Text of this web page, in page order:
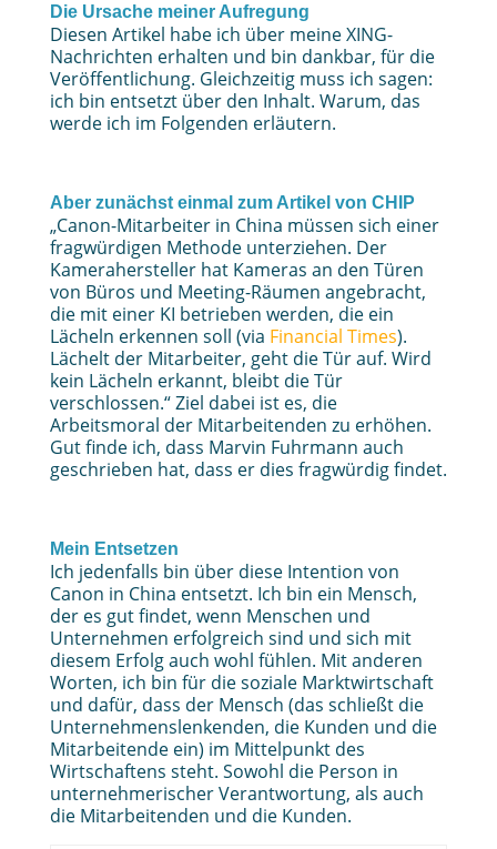
Die Ursache meiner Aufregung
Diesen Artikel habe ich über meine XING-
Nachrichten erhalten und bin dankbar, für die
Veröffentlichung. Gleichzeitig muss ich sagen:
ich bin entsetzt über den Inhalt. Warum, das
werde ich im Folgenden erläutern.
Aber zunächst einmal zum Artikel von CHIP
„Canon-Mitarbeiter in China müssen sich einer
fragwürdigen Methode unterziehen. Der
Kamerahersteller hat Kameras an den Türen
von Büros und Meeting-Räumen angebracht,
die mit einer KI betrieben werden, die ein
Lächeln erkennen soll (via Financial Times).
Lächelt der Mitarbeiter, geht die Tür auf. Wird
kein Lächeln erkannt, bleibt die Tür
verschlossen.“ Ziel dabei ist es, die
Arbeitsmoral der Mitarbeitenden zu erhöhen.
Gut finde ich, dass Marvin Fuhrmann auch
geschrieben hat, dass er dies fragwürdig findet.
Mein Entsetzen
Ich jedenfalls bin über diese Intention von
Canon in China entsetzt. Ich bin ein Mensch,
der es gut findet, wenn Menschen und
Unternehmen erfolgreich sind und sich mit
diesem Erfolg auch wohl fühlen. Mit anderen
Worten, ich bin für die soziale Marktwirtschaft
und dafür, dass der Mensch (das schließt die
Unternehmenslenkenden, die Kunden und die
Mitarbeitende ein) im Mittelpunkt des
Wirtschaftens steht. Sowohl die Person in
unternehmerischer Verantwortung, als auch
die Mitarbeitenden und die Kunden.